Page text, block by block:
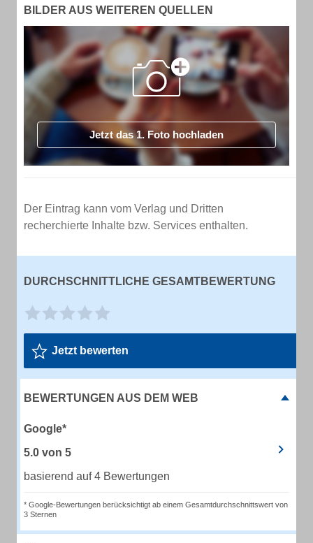
BILDER AUS WEITEREN QUELLEN
Jetzt das 1. Foto hochladen
Der Eintrag kann vom Verlag und Dritten
recherchierte Inhalte bzw. Services enthalten.
DURCHSCHNITTLICHE GESAMTBEWERTUNG
Jetzt bewerten
BEWERTUNGEN AUS DEM WEB
Google*
5.0 von 5
basierend auf 4 Bewertungen
* Google-Bewertungen berücksichtigt ab einem Gesamtdurchschnittswert von
3 Sternen